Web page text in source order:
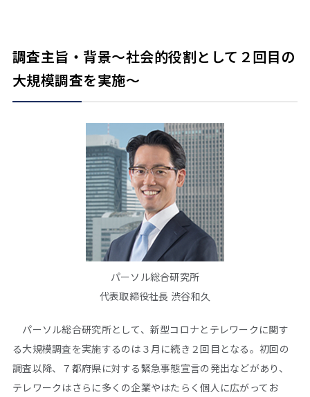
調査主旨・背景～社会的役割として２回目の
大規模調査を実施～
パーソル総合研究所
代表取締役社長 渋谷和久
パーソル総合研究所として、新型コロナとテレワークに関す
る大規模調査を実施するのは３月に続き２回目となる。初回の
調査以降、７都府県に対する緊急事態宣言の発出などがあり、
テレワークはさらに多くの企業やはたらく個人に広がってお